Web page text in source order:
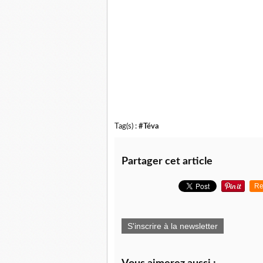
Tag(s) : #Téva
Partager cet article
S'inscrire à la newsletter